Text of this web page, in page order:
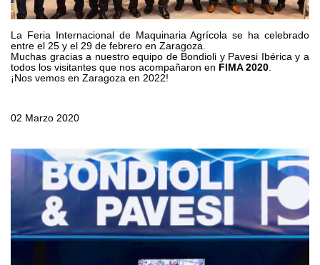
Bombas y motores de pistones axiales
Motori elettrici brushless - Serie MS
Motores de pistones radiales
Motores Orbitales Producidos Por Bondioli & Pavesi
Sistemas de acoplamiento
Control
Valvulas de control direccional
Valvulas de cartucho
Valvulas en linea
Servomandos
Componentes electrónicos para sistemas de control
La Feria Internacional de Maquinaria Agrícola se ha celebrado
entre el 25 y el 29 de febrero en Zaragoza.
Muchas gracias a nuestro equipo de Bondioli y Pavesi Ibérica y a
todos los visitantes que nos acompañaron en FIMA 2020.
¡Nos vemos en Zaragoza en 2022!
02 Marzo 2020